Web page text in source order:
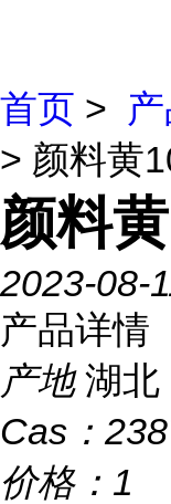
首页 >
> 颜料黄
颜料
2023-08-
产品详情
产地 湖北
Cas：
价格： 1